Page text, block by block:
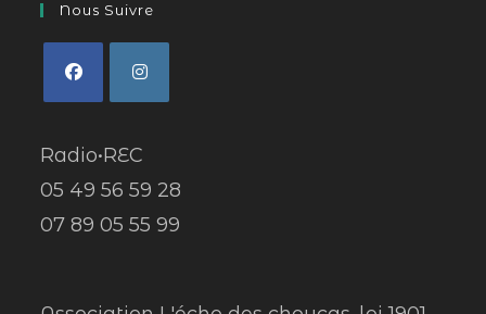
Nous Suivre
Radio•REC
05 49 56 59 28
07 89 05 55 99